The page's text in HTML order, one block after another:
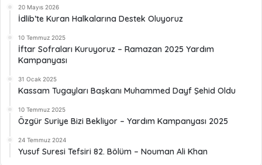
20 Mayıs 2026
İdlib’te Kuran Halkalarına Destek Oluyoruz
10 Temmuz 2025
İftar Sofraları Kuruyoruz – Ramazan 2025 Yardım
Kampanyası
31 Ocak 2025
Kassam Tugayları Başkanı Muhammed Dayf Şehid Oldu
10 Temmuz 2025
Özgür Suriye Bizi Bekliyor – Yardım Kampanyası 2025
24 Temmuz 2024
Yusuf Suresi Tefsiri 82. Bölüm – Nouman Ali Khan